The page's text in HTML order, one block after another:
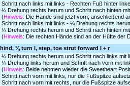
Schritt nach links mit links - Rechten Fuß hinter
¼ Drehung rechts herum und Schritt nach hinten
(Hinweis: Die Hände sind jetzt vorn; anschließend
Schritt nach links mit links - ¼ Drehung rechts
¼ Drehung rechts herum und Schritt nach hinten
(Hinweis: Die rechten Hände sind an der Hüfte der
¼ turn l, step, toe strut forward l + r
¼ Drehung rechts herum und Schritt nach links mit
¼ Drehung links herum und Schritt nach vorn mit
(Hinweis: Beide nehmen wieder die Sweetheart
Schritt nach vorn mit links, nur die Fußspitze
Schritt nach vorn mit rechts, nur die Fußspitze